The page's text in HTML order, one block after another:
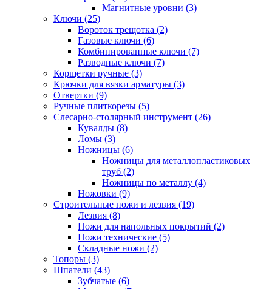
Магнитные уровни (3)
Ключи (25)
Вороток трещотка (2)
Газовые ключи (6)
Комбинированные ключи (7)
Разводные ключи (7)
Корщетки ручные (3)
Крючки для вязки арматуры (3)
Отвертки (9)
Ручные плиткорезы (5)
Слесарно-столярный инструмент (26)
Кувалды (8)
Ломы (3)
Ножницы (6)
Ножницы для металлопластиковых
труб (2)
Ножницы по металлу (4)
Ножовки (9)
Строительные ножи и лезвия (19)
Лезвия (8)
Ножи для напольных покрытий (2)
Ножи технические (5)
Складные ножи (2)
Топоры (3)
Шпатели (43)
Зубчатые (6)